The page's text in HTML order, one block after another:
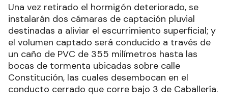
Una vez retirado el hormigón deteriorado, se
instalarán dos cámaras de captación pluvial
destinadas a aliviar el escurrimiento superficial; y
el volumen captado será conducido a través de
un caño de PVC de 355 milímetros hasta las
bocas de tormenta ubicadas sobre calle
Constitución, las cuales desembocan en el
conducto cerrado que corre bajo 3 de Caballería.